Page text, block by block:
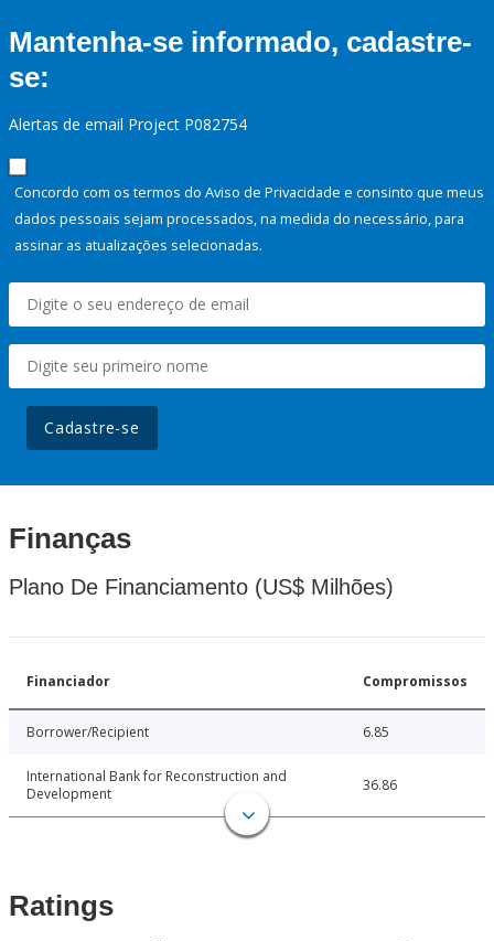
Mantenha-se informado, cadastre-
se:
Alertas de email Project P082754
Concordo com os termos do Aviso de Privacidade e consinto que meus
dados pessoais sejam processados, na medida do necessário, para
assinar as atualizações selecionadas.
Cadastre-se
Finanças
Plano De Financiamento (US$ Milhões)
Financiador Compromissos
Borrower/Recipient 6.85
International Bank for Reconstruction and
Development
36.86
Ratings